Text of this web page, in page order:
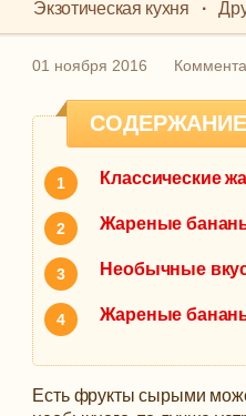
Экзотическая кухня ·
01 ноября 2016
Классические
Жареные бананы
Необычные
Жареные
Есть фрукты сырыми